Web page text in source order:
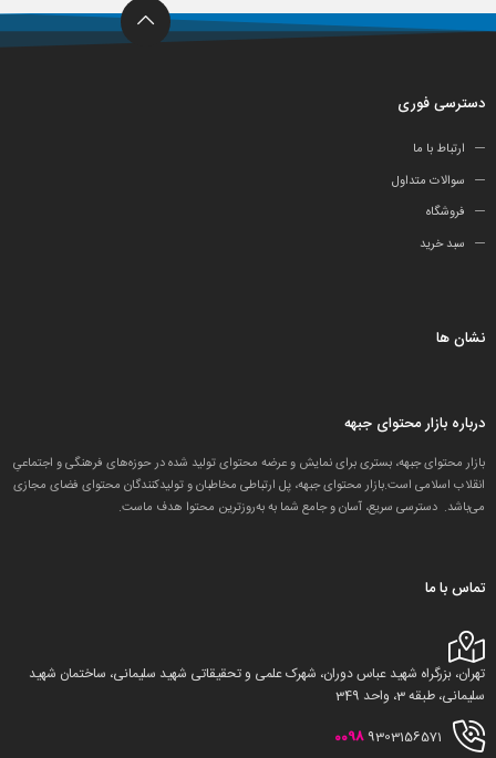
دسترسی فوری
ارتباط با ما
سوالات متداول
فروشگاه
سبد خرید
نشان ها
درباره بازار محتوای جبهه
بازار محتوای جبهه، بستری برای نمایش و عرضه محتوای تولید شده در حوزه‌های فرهنگی و اجتماعیِ
انقلاب اسلامی است.بازار محتوای جبهه، پل ارتباطی مخاطبان و تولید‌کنندگان محتوای فضای مجازی
می‌باشد. دسترسی سریع، آسان و جامع شما به به‌روزترین محتوا هدف ماست.
تماس با ما
تهران، بزرگراه شهید عباس دوران، شهرک علمی و تحقیقاتی شهید سلیمانی، ساختمان شهید
سلیمانی، طبقه 3، واحد 349
0098 9303156571